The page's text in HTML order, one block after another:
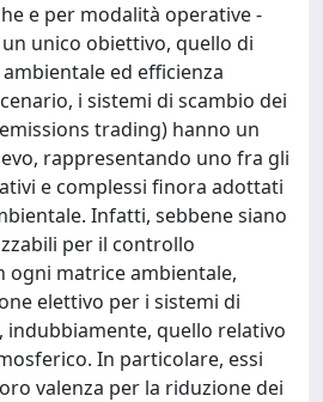
e per modalità operative -
unico obiettivo, quello di
ed efficienza
i sistemi di scambio dei
trading) hanno un
rappresentando uno fra gli
e complessi finora adottati
Infatti, sebbene siano
per il controllo
ogni matrice ambientale,
elettivo per i sistemi di
indubbiamente, quello relativo
In particolare, essi
valenza per la riduzione dei